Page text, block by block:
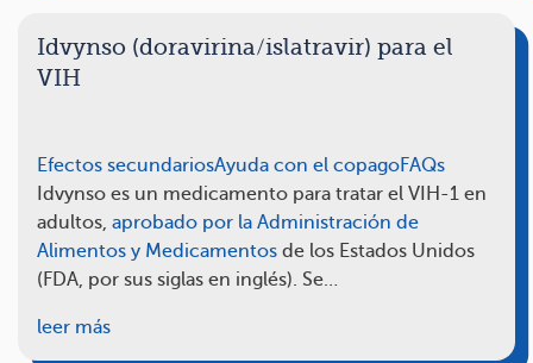
Idvynso (doravirina/islatravir) para el
VIH
Efectos secundariosAyuda con el copagoFAQs
Idvynso es un medicamento para tratar el VIH-1 en
adultos, aprobado por la Administración de
Alimentos y Medicamentos de los Estados Unidos
(FDA, por sus siglas en inglés). Se…
leer más